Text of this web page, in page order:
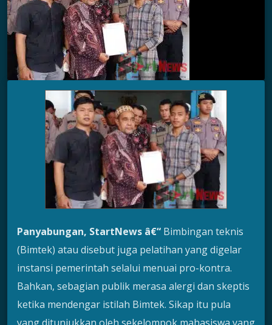
Panyabungan, StartNews â€“ Bimbingan teknis
(Bimtek) atau disebut juga pelatihan yang digelar
instansi pemerintah selalui menuai pro-kontra.
Bahkan, sebagian publik merasa alergi dan skeptis
ketika mendengar istilah Bimtek. Sikap itu pula